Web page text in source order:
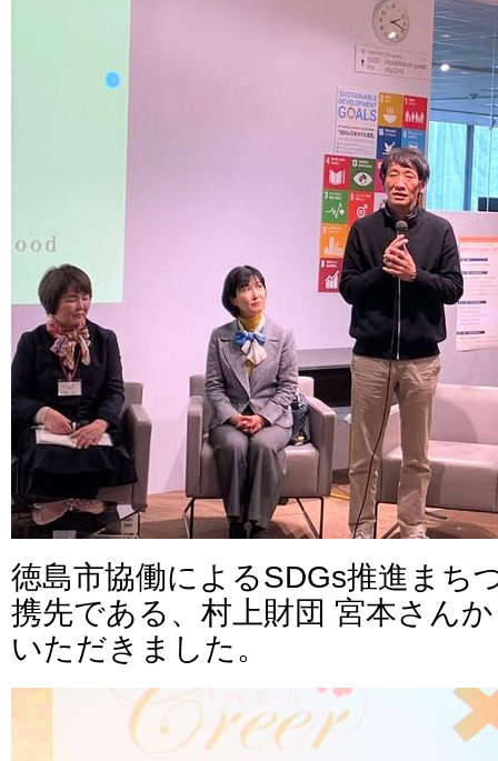
徳島市協働によるSDGs推進まち
携先である、村上財団 宮本さん
いただきました。